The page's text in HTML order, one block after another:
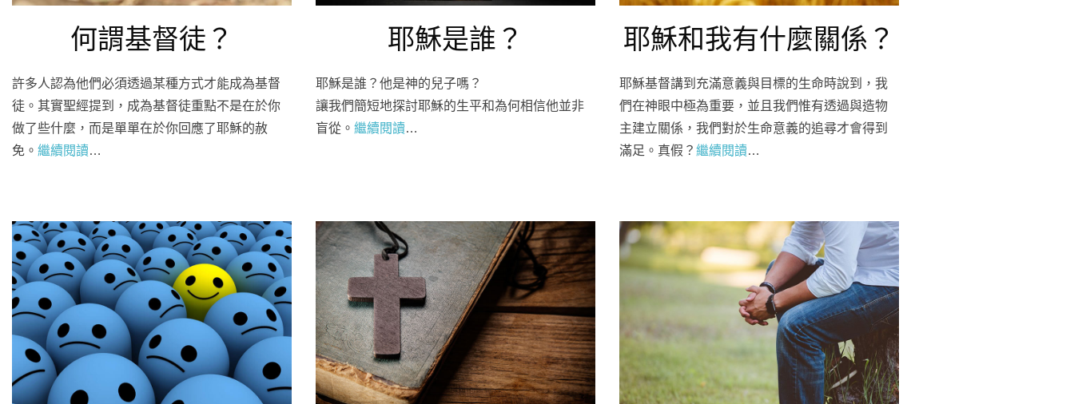
何謂基督徒？
許多人認為他們必須透過某種方式才能成為基督
徒。其實聖經提到，成為基督徒重點不是在於你
做了些什麼，而是單單在於你回應了耶穌的赦
免。 繼續閱讀…
耶穌是誰？
耶穌是誰？他是神的兒子嗎？
讓我們簡短地探討耶穌的生平和為何相信他並非
盲從。 繼續閱讀…
耶穌和我有什麼關係？
耶穌基督講到充滿意義與目標的生命時說到，我
們在神眼中極為重要，並且我們惟有透過與造物
主建立關係，我們對於生命意義的追尋才會得到
滿足。真假？ 繼續閱讀…